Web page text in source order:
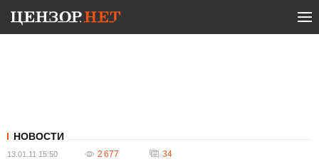
НОВОСТИ
13.01.11 15:50 2 677 34